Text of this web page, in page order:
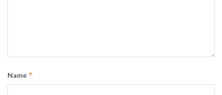
Name *